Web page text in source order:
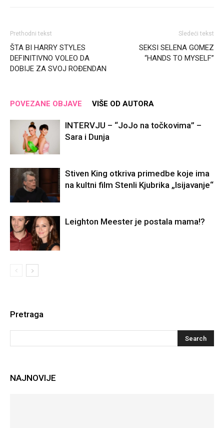
Prethodni tekst
ŠTA BI HARRY STYLES
DEFINITIVNO VOLEO DA
DOBIJE ZA SVOJ ROĐENDAN
Sledeći tekst
SEKSI SELENA GOMEZ
“HANDS TO MYSELF”
POVEZANE OBJAVE VIŠE OD AUTORA
INTERVJU – “JoJo na točkovima” –
Sara i Dunja
Stiven King otkriva primedbe koje ima
na kultni film Stenli Kjubrika „Isijavanje“
Leighton Meester je postala mama!?
Pretraga
NAJNOVIJE